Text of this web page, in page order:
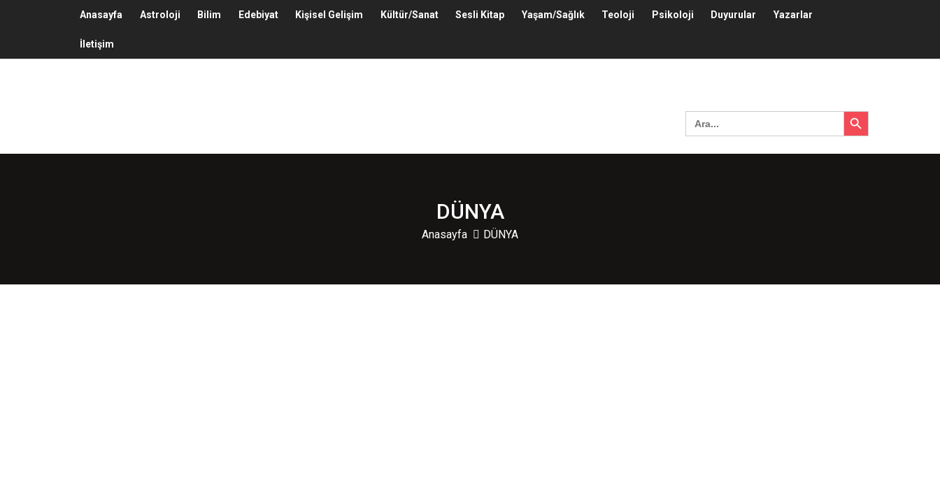
Anasayfa Astroloji Bilim Edebiyat Kişisel Gelişim Kültür/Sanat Sesli Kitap Yaşam/Sağlık Teoloji Psikoloji Duyurular Yazarlar
İletişim
Search
for:
Search Button
DÜNYA
Anasayfa DÜNYA